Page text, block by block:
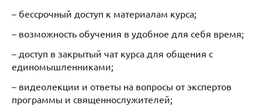
– бессрочный доступ к материалам курса;
– возможность обучения в удобное для себя время;
– доступ в закрытый чат курса для общения с
единомышленниками;
– видеолекции и ответы на вопросы от экспертов
программы и священнослужителей;